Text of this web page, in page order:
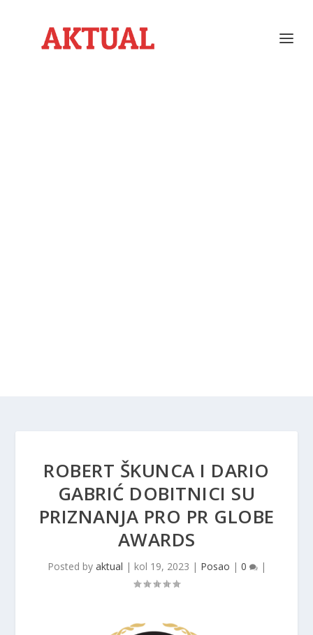
ROBERT ŠKUNCA I DARIO
GABRIĆ DOBITNICI SU
PRIZNANJA PRO PR GLOBE
AWARDS
Posted by aktual | kol 19, 2023 | Posao | 0 |